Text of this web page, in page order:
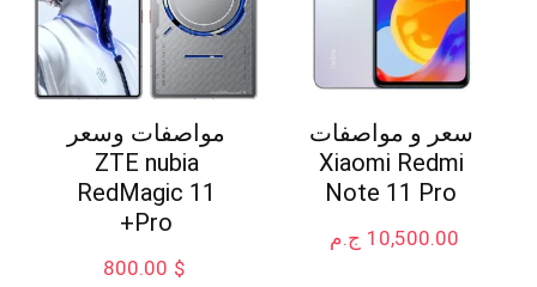
سعر و مواصفات
Xiaomi Redmi
Note 11 Pro
ج.م 10,500.00
مواصفات وسعر
ZTE nubia
RedMagic 11
Pro+
$
800.00